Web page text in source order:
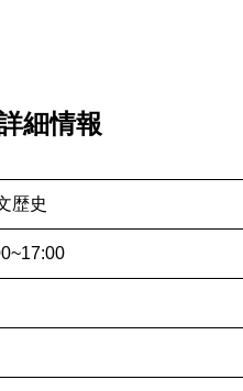
細情報
歴史